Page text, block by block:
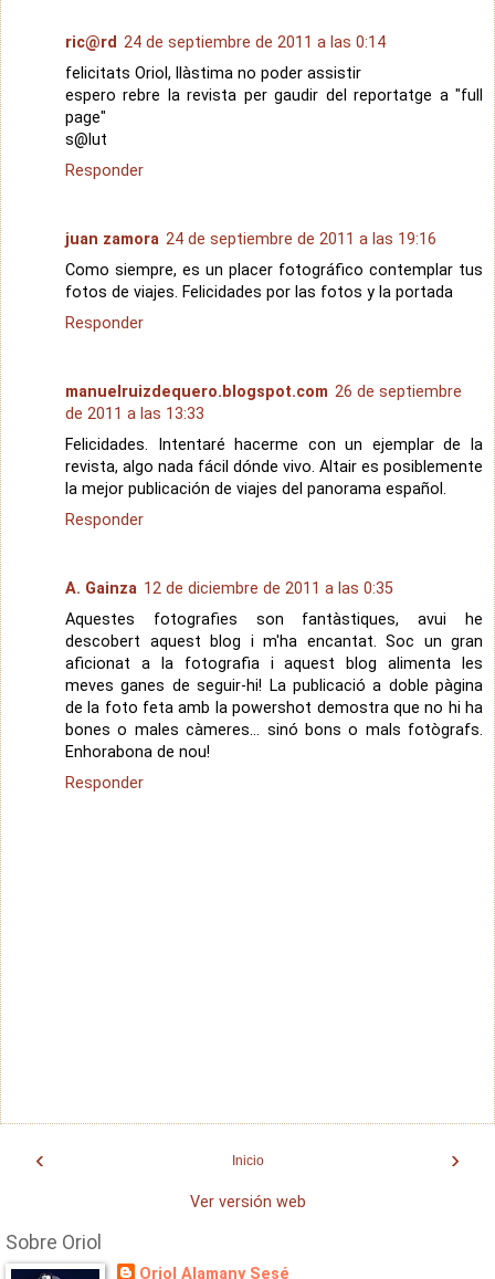
ric@rd 24 de septiembre de 2011 a las 0:14
felicitats Oriol, llàstima no poder assistir
espero rebre la revista per gaudir del reportatge a "full
page"
s@lut
Responder
juan zamora 24 de septiembre de 2011 a las 19:16
Como siempre, es un placer fotográfico contemplar tus
fotos de viajes. Felicidades por las fotos y la portada
Responder
manuelruizdequero.blogspot.com 26 de septiembre
de 2011 a las 13:33
Felicidades. Intentaré hacerme con un ejemplar de la
revista, algo nada fácil dónde vivo. Altair es posiblemente
la mejor publicación de viajes del panorama español.
Responder
A. Gainza 12 de diciembre de 2011 a las 0:35
Aquestes fotografies son fantàstiques, avui he
descobert aquest blog i m'ha encantat. Soc un gran
aficionat a la fotografia i aquest blog alimenta les
meves ganes de seguir-hi! La publicació a doble pàgina
de la foto feta amb la powershot demostra que no hi ha
bones o males càmeres... sinó bons o mals fotògrafs.
Enhorabona de nou!
Responder
‹ ›
Inicio
Ver versión web
Sobre Oriol
Oriol Alamany Sesé